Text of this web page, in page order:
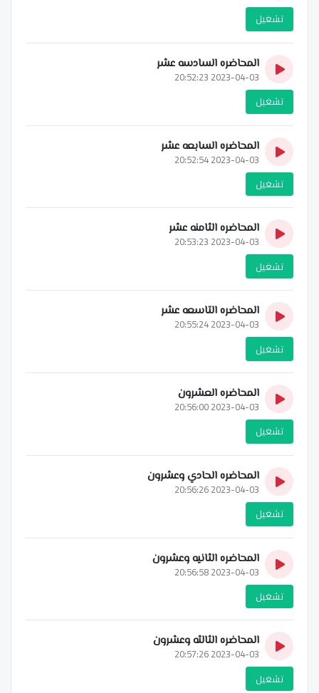
تشغيل
المحاضره السادسه عشر
2023-04-03 20:52:23
تشغيل
المحاضره السابعه عشر
2023-04-03 20:52:54
تشغيل
المحاضره الثامنه عشر
2023-04-03 20:53:23
تشغيل
المحاضره التاسعه عشر
2023-04-03 20:55:24
تشغيل
المحاضره العشرون
2023-04-03 20:56:00
تشغيل
المحاضره الحادي وعشرون
2023-04-03 20:56:26
تشغيل
المحاضره الثانيه وعشرون
2023-04-03 20:56:58
تشغيل
المحاضره الثالثه وعشرون
2023-04-03 20:57:26
تشغيل